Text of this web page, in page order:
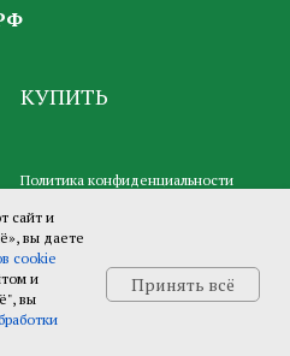
сайт и
вы даете
cookie
и
вы
Принять всё
КУПИТЬ
Политика конфиденциальности